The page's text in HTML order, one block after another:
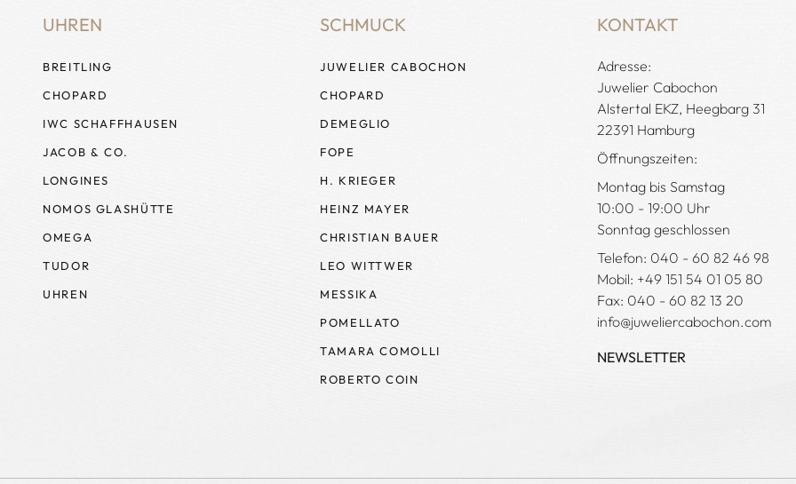
UHREN
BREITLING
CHOPARD
IWC SCHAFFHAUSEN
JACOB & CO.
LONGINES
NOMOS GLASHÜTTE
OMEGA
TUDOR
UHREN
SCHMUCK
JUWELIER CABOCHON
CHOPARD
DEMEGLIO
FOPE
H. KRIEGER
HEINZ MAYER
CHRISTIAN BAUER
LEO WITTWER
MESSIKA
POMELLATO
TAMARA COMOLLI
ROBERTO COIN
KONTAKT
Adresse:
Juwelier Cabochon
Alstertal EKZ, Heegbarg 31
22391 Hamburg
Öffnungszeiten:
Montag bis Samstag
10:00 - 19:00 Uhr
Sonntag geschlossen
Telefon: 040 - 60 82 46 98
Mobil: +49 151 54 01 05 80
Fax: 040 - 60 82 13 20
info@juweliercabochon.com
NEWSLETTER